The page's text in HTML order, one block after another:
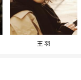
王 羽